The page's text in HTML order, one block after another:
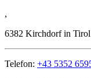
,
6382 Kirchdorf in Tirol
Telefon: +43 5352